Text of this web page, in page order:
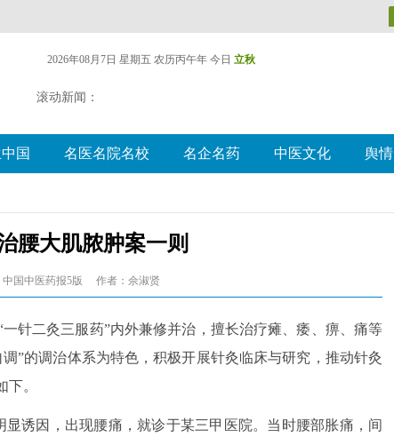
2026年08月7日 星期五 农历丙午年 今日 立秋
滚动新闻：
国 名医名院名校 名企名药 中医文化 舆情
腰大肌脓肿案一则
国中医药报5版 作者：佘淑贤
针二灸三服药”内外兼修并治，擅长治疗瘫、痿、痹、痛等
”的调治体系为特色，积极开展针灸临床与研究，推动针灸
。
诱因，出现腰痛，就诊于某三甲医院。当时腰部胀痛，间